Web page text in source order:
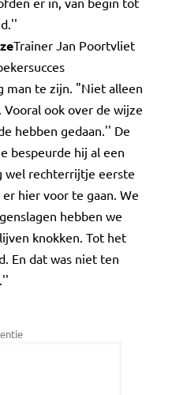
Trainer Jan Poortvliet
man te zijn. "Niet alleen
ook over de wijze
hebben gedaan.'' De
bespeurde hij al een
wel rechterrijtje eerste
hier voor te gaan. We
hebben we
knokken. Tot het
En dat was niet ten